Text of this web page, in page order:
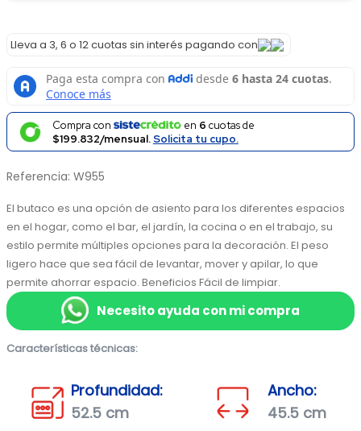
Lleva a 3, 6 o 12 cuotas sin interés pagando con
Compra con en 6 cuotas de
$199.832/mensual.Solicita tu cupo.
Referencia: W955
El butaco es una opción de asiento para los diferentes espacios
en el hogar, como el bar, el jardín, la cocina o en el trabajo, su
estilo permite múltiples opciones para la decoración. El peso
ligero hace que sea fácil de levantar, mover y apilar, lo que
permite ahorrar espacio. Beneficios Fácil de limpiar.
Necesito ayuda con mi compra
Características técnicas:
Profundidad:
52.5 cm
Ancho:
45.5 cm